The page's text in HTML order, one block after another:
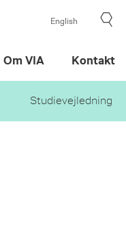
English
Studievejledning
Om VIA Kontakt